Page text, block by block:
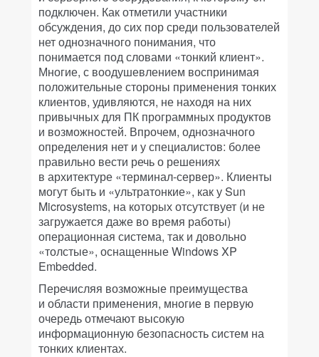
подключен. Как отметили участники
обсуждения, до сих пор среди пользователей
нет однозначного понимания, что
понимается под словами «тонкий клиент».
Многие, с воодушевлением воспринимая
положительные стороны применения тонких
клиентов, удивляются, не находя на них
привычных для ПК программных продуктов
и возможностей. Впрочем, однозначного
определения нет и у специалистов: более
правильно вести речь о решениях
в архитектуре «терминал-сервер». Клиенты
могут быть и «ультратонкие», как у Sun
Microsystems, на которых отсутствует (и не
загружается даже во время работы)
операционная система, так и довольно
«толстые», оснащенные Windows XP
Embedded.
Перечисляя возможные преимущества
и области применения, многие в первую
очередь отмечают высокую
информационную безопасность систем на
тонких клиентах.